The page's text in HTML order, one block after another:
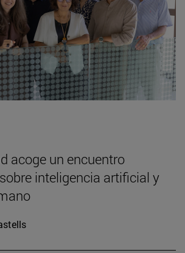
acoge un encuentro
inteligencia artificial y